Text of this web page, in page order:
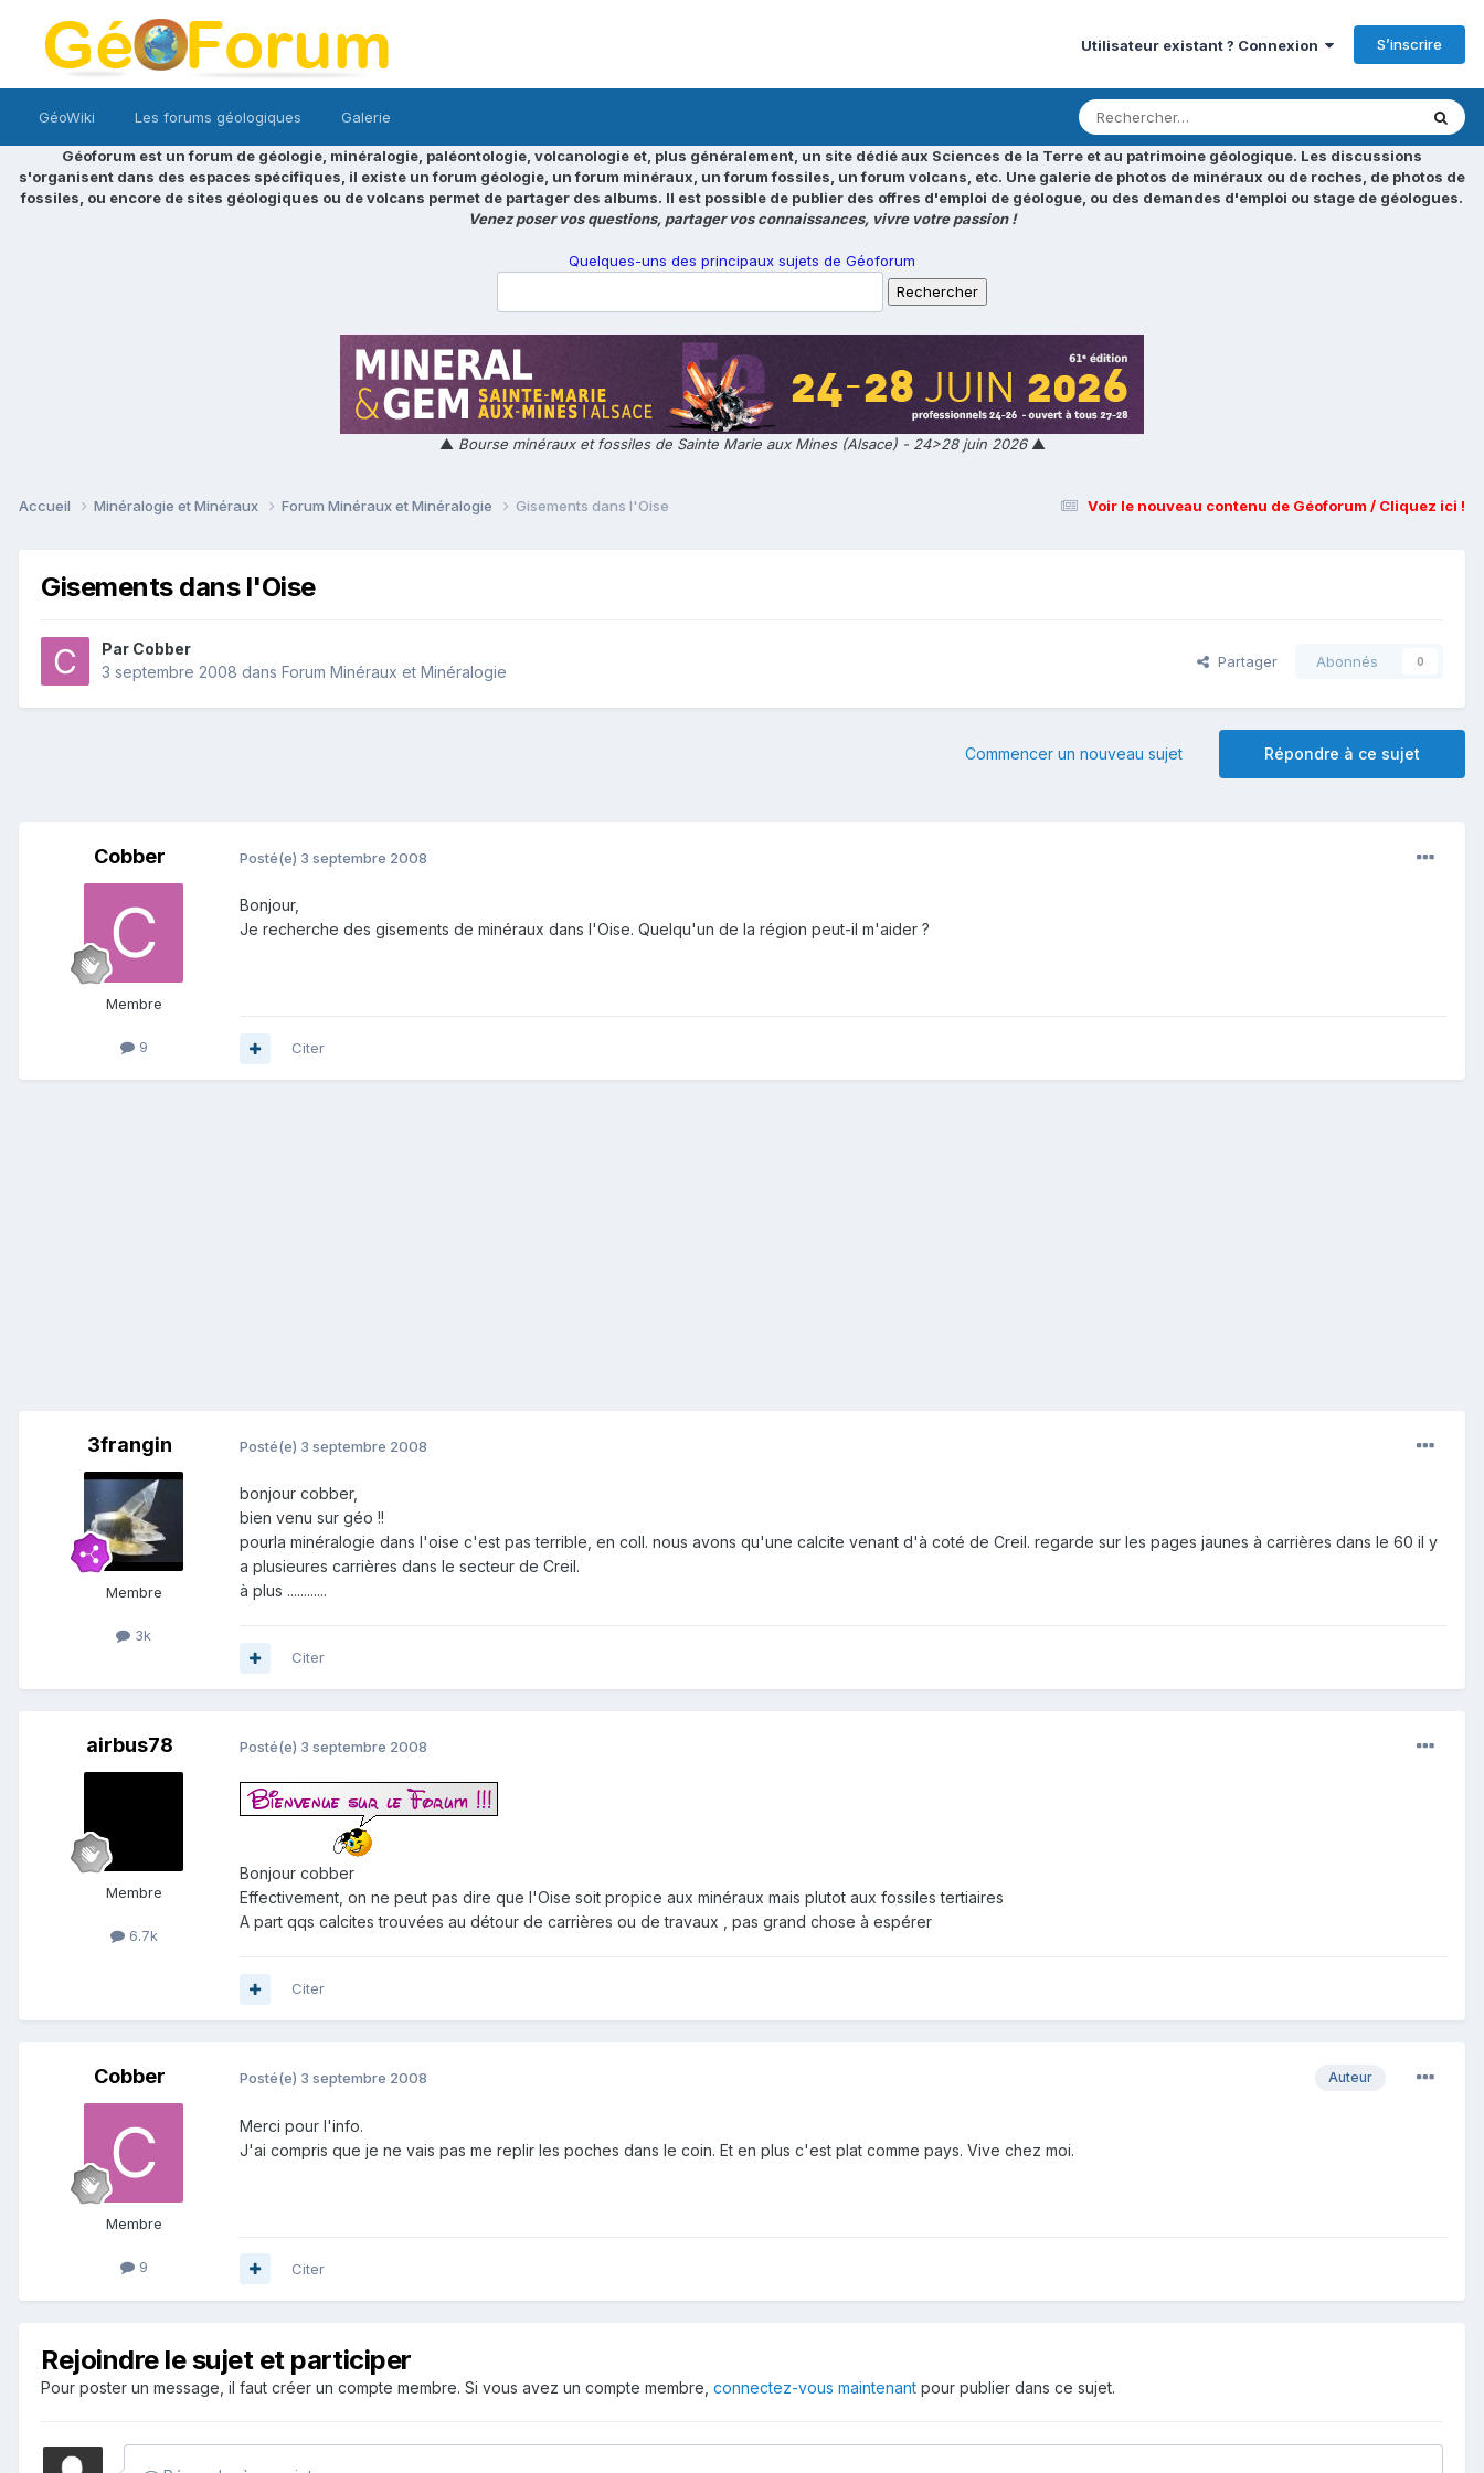
Utilisateur existant ? Connexion S’inscrire
GéoWiki Les forums géologiques Galerie
Géoforum est un forum de géologie, minéralogie, paléontologie, volcanologie et, plus généralement, un site dédié aux Sciences de la Terre et au patrimoine géologique. Les discussions
s'organisent dans des espaces spécifiques, il existe un forum géologie, un forum minéraux, un forum fossiles, un forum volcans, etc. Une galerie de photos de minéraux ou de roches, de photos de
fossiles, ou encore de sites géologiques ou de volcans permet de partager des albums. Il est possible de publier des offres d'emploi de géologue, ou des demandes d'emploi ou stage de géologues.
Venez poser vos questions, partager vos connaissances, vivre votre passion !
Quelques-uns des principaux sujets de Géoforum
▲ Bourse minéraux et fossiles de Sainte Marie aux Mines (Alsace) - 24>28 juin 2026▲
Voir le nouveau contenu de Géoforum / Cliquez ici !
Accueil Minéralogie et Minéraux Forum Minéraux et Minéralogie Gisements dans l'Oise
Gisements dans l'Oise
Par Cobber
3 septembre 2008 dans Forum Minéraux et Minéralogie
Partager Abonnés 0
Répondre à ce sujet
Commencer un nouveau sujet
Cobber
Membre
9
Posté(e) 3 septembre 2008
Bonjour,
Je recherche des gisements de minéraux dans l'Oise. Quelqu'un de la région peut-il m'aider ?
Citer
3frangin
Membre
3k
Posté(e) 3 septembre 2008
bonjour cobber,
bien venu sur géo !!
pourla minéralogie dans l'oise c'est pas terrible, en coll. nous avons qu'une calcite venant d'à coté de Creil. regarde sur les pages jaunes à carrières dans le 60 il y
a plusieures carrières dans le secteur de Creil.
à plus ............
Citer
airbus78
Membre
6.7k
Posté(e) 3 septembre 2008
Bonjour cobber
Effectivement, on ne peut pas dire que l'Oise soit propice aux minéraux mais plutot aux fossiles tertiaires
A part qqs calcites trouvées au détour de carrières ou de travaux , pas grand chose à espérer
Citer
Cobber
Membre
9
Auteur
Posté(e) 3 septembre 2008
Merci pour l'info.
J'ai compris que je ne vais pas me replir les poches dans le coin. Et en plus c'est plat comme pays. Vive chez moi.
Citer
Rejoindre le sujet et participer
Pour poster un message, il faut créer un compte membre. Si vous avez un compte membre, connectez-vous maintenant pour publier dans ce sujet.